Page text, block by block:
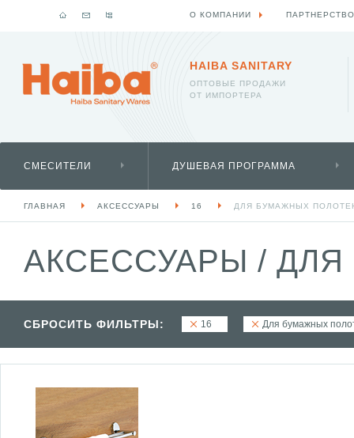
HAIBA SANITARY
ОПТОВЫЕ ПРОДАЖИ
ОТ ИМПОРТЕРА
СМЕСИТЕЛИ ДУШЕВАЯ ПРОГРАММА
ГЛАВНАЯ АКСЕССУАРЫ 16 ДЛЯ БУМАЖНЫХ
АКСЕССУАРЫ / ДЛЯ
СБРОСИТЬ ФИЛЬТРЫ: 16 Для бумажных
О КОМПАНИИ ПАРТНЕРСТВО